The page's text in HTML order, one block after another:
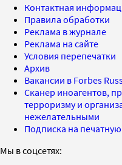
Контактная
Правила обработки
Реклама в журнале
Реклама на сайте
Условия перепечатки
Архив
Вакансии в Forbes
Сканер иноагентов,
терроризму и
нежелательными
Подписка на
Мы в соцсетях: